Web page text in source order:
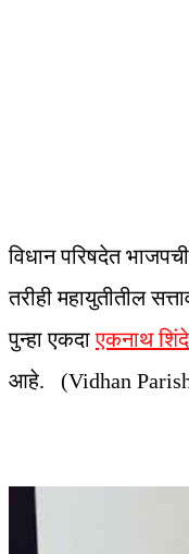
विधान परिषदेत
तरीही महायुतीतील
पुन्हा एकदाएकनाथ शिंदे
आहे. (Vidhan